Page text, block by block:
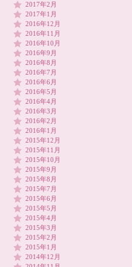
2017年2月
2017年1月
2016年12月
2016年11月
2016年10月
2016年9月
2016年8月
2016年7月
2016年6月
2016年5月
2016年4月
2016年3月
2016年2月
2016年1月
2015年12月
2015年11月
2015年10月
2015年9月
2015年8月
2015年7月
2015年6月
2015年5月
2015年4月
2015年3月
2015年2月
2015年1月
2014年12月